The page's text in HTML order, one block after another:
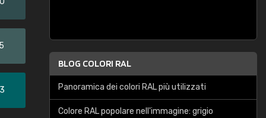
BLOG COLORI RAL
Panoramica dei colori RAL più utilizzati
Colore RAL popolare nell'immagine: grigio